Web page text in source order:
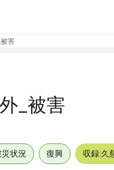
害
_被害
状況 復興 収録:久